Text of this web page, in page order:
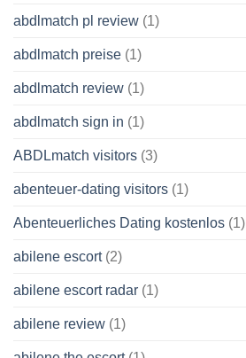
abdlmatch pl review (1)
abdlmatch preise (1)
abdlmatch review (1)
abdlmatch sign in (1)
ABDLmatch visitors (3)
abenteuer-dating visitors (1)
Abenteuerliches Dating kostenlos (1)
abilene escort(2)
abilene escort radar (1)
abilene review (1)